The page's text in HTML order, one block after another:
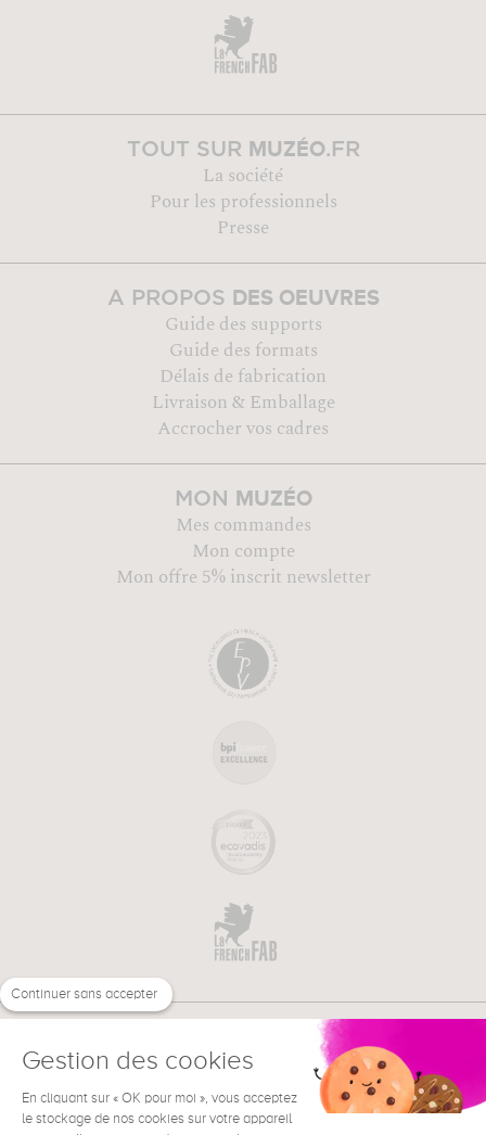
TOUT SUR MUZÉO.FR
La société
Pour les professionnels
Presse
A PROPOS DES OEUVRES
Guide des supports
Guide des formats
Délais de fabrication
Livraison & Emballage
Accrocher vos cadres
MON MUZÉO
Mes commandes
Mon compte
Mon offre 5% inscrit newsletter
BESOIN D'AIDE ?
Continuer sans accepter
Gestion des cookies
En cliquant sur « OK pour moi », vous acceptez
le stockage de nos cookies sur votre appareil